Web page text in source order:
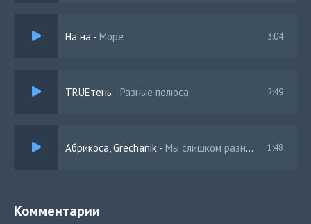
На на - Море 3:04
TRUEтень - Разные полюса 2:49
Абрикоса, Grechanik - Мы слишком разные 1:48
Комментарии